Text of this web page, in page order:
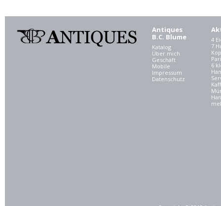
Antiques
B.C. Blume
Katalog
Über mich
Geschäft
Mobile
Impressum
Datenschutz
4
7
6